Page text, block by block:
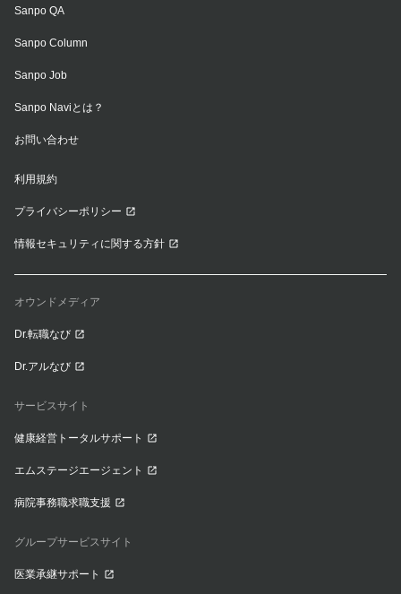
Sanpo QA
Sanpo Column
Sanpo Job
Sanpo Naviとは？
お問い合わせ
利用規約
プライバシーポリシー
情報セキュリティに関する方針
オウンドメディア
Dr.転職なび
Dr.アルなび
サービスサイト
健康経営トータルサポート
エムステージエージェント
病院事務職求職支援
グループサービスサイト
医業承継サポート